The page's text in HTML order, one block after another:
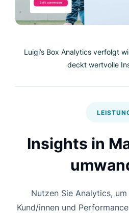
Luigi’s Box Analytics verfolgt
deckt wertvolle
Insights in
Nutzen Sie Analytics,
Kund/innen und